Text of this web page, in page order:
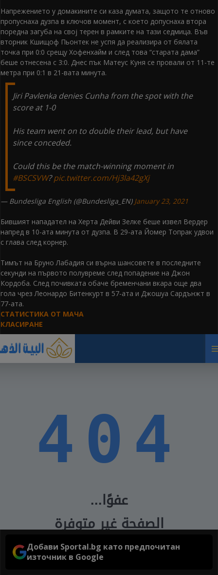
Напрежението у домакините си каза думата, защото те отново
пропуснаха дузпа в ключов момент, с което допуснаха втора
поредна загуба на своj терен в рамките на тази седмица. Във
вторник Кшищоф Пьонтек не успя да реализира от бялата
точка при 0:0 срещу Хофенхайм и след това “старата дама”
беше отнесена с 3:0. Днес пък Матеус Куня се провали от 11-те
метра при 0:1 в 21-вата минута.
Jiri Pavlenka denies Cunha from the spot with the
score at 1-0
His team went on to double their lead, but have
since conceded.
Could this be the match-winning moment in
#BSCSVW?pic.twitter.com/Hj3la42gXj
— Bundesliga English (@Bundesliga_EN) January 23, 2021
Бившият нападател на Херта Дейви Зелке беше извел Вердер
напред в 10-ата минута от дузпа. В 29-ата Йомер Топрак удвои
с глава след корнер.
Тимът на Бруно Лабадия си върна шансовете в последните
секунди на първото полувреме след попадение на Джон
Кордоба. След почивката обаче бременчани вкара още два
гола чрез Леонардо Битенкурт в 57-ата и Джошуа Сардънжт в
77-ата.
СТАТИСТИКА ОТ МАЧА
КЛАСИРАНЕ
Добави Sportal.bg като предпочитан
източник в Google